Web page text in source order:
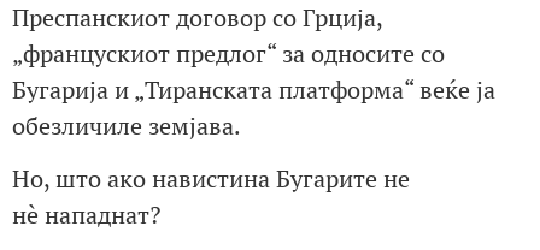
Преспанскиот договор со Грција,
„францускиот предлог“ за односите со
Бугарија и „Тиранската платформа“ веќе ја
обезличиле земјава.
Но, што ако навистина Бугарите не
нè нападнат?